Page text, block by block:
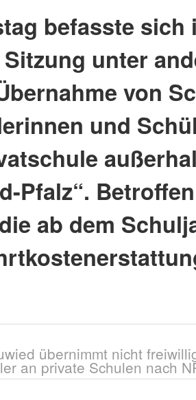
befasste sich
unter
von
und
Pfalz“.
ab dem
übernimmt nicht
an private Schulen nach